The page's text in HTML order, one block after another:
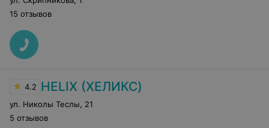
15 отзывов
4.2 HELIX (ХЕЛИКС)
ул. Николы Теслы
21
5 отзывов